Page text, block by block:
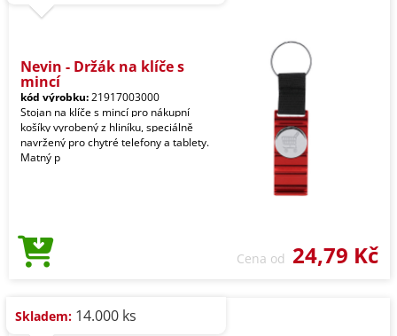
Nevin - Držák na klíče s
mincí
kód výrobku:21917003000
Stojan na klíče s mincí pro nákupní
košíky vyrobený z hliníku, speciálně
navržený pro chytré telefony a tablety.
Matný p
Cena od 24,79 Kč
Skladem: 14.000 ks